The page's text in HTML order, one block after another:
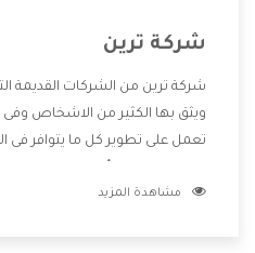
شركة ترين
شركة ترين من الشركات القديمة
ويثق بها الكثير من الاشخاص وفى
تعمل على تطوير كل ما يتوافر فى
للعملاء أقوى العروض
مشاهدة المزيد